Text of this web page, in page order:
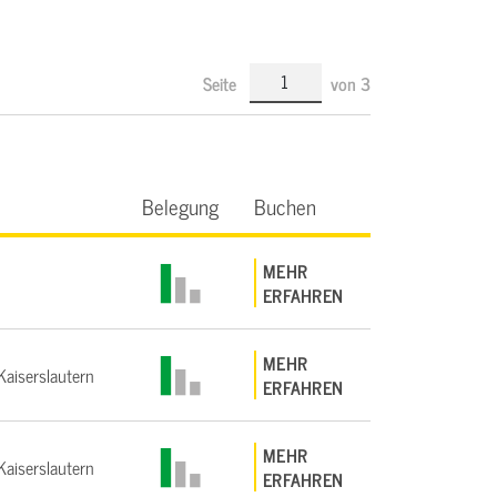
Seite von 3
Belegung Buchen
MEHR
ERFAHREN
MEHR
ERFAHREN
MEHR
ERFAHREN